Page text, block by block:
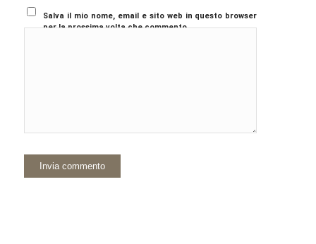
Salva il mio nome, email e sito web in questo browser
per la prossima volta che commento.